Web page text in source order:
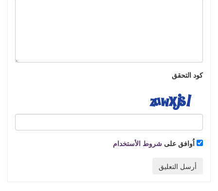
كود التحقق
اُوافق على شروط الأستخدام
أرسل التعليق